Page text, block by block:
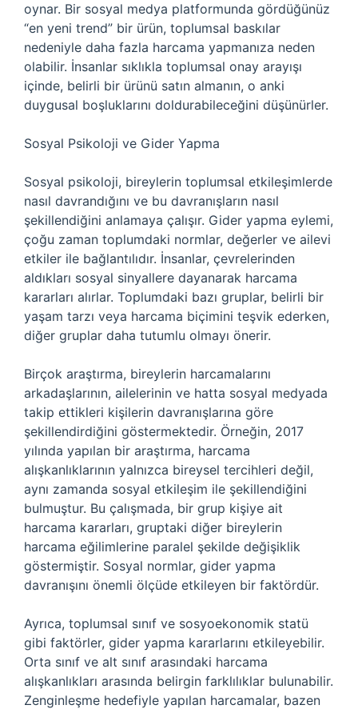
oynar. Bir sosyal medya platformunda gördüğünüz
“en yeni trend” bir ürün, toplumsal baskılar
nedeniyle daha fazla harcama yapmanıza neden
olabilir. İnsanlar sıklıkla toplumsal onay arayışı
içinde, belirli bir ürünü satın almanın, o anki
duygusal boşluklarını doldurabileceğini düşünürler.
Sosyal Psikoloji ve Gider Yapma
Sosyal psikoloji, bireylerin toplumsal etkileşimlerde
nasıl davrandığını ve bu davranışların nasıl
şekillendiğini anlamaya çalışır. Gider yapma eylemi,
çoğu zaman toplumdaki normlar, değerler ve ailevi
etkiler ile bağlantılıdır. İnsanlar, çevrelerinden
aldıkları sosyal sinyallere dayanarak harcama
kararları alırlar. Toplumdaki bazı gruplar, belirli bir
yaşam tarzı veya harcama biçimini teşvik ederken,
diğer gruplar daha tutumlu olmayı önerir.
Birçok araştırma, bireylerin harcamalarını
arkadaşlarının, ailelerinin ve hatta sosyal medyada
takip ettikleri kişilerin davranışlarına göre
şekillendirdiğini göstermektedir. Örneğin, 2017
yılında yapılan bir araştırma, harcama
alışkanlıklarının yalnızca bireysel tercihleri değil,
aynı zamanda sosyal etkileşim ile şekillendiğini
bulmuştur. Bu çalışmada, bir grup kişiye ait
harcama kararları, gruptaki diğer bireylerin
harcama eğilimlerine paralel şekilde değişiklik
göstermiştir. Sosyal normlar, gider yapma
davranışını önemli ölçüde etkileyen bir faktördür.
Ayrıca, toplumsal sınıf ve sosyoekonomik statü
gibi faktörler, gider yapma kararlarını etkileyebilir.
Orta sınıf ve alt sınıf arasındaki harcama
alışkanlıkları arasında belirgin farklılıklar bulunabilir.
Zenginleşme hedefiyle yapılan harcamalar, bazen